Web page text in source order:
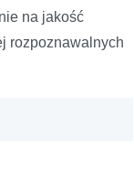
na jakość
rozpoznawalnych